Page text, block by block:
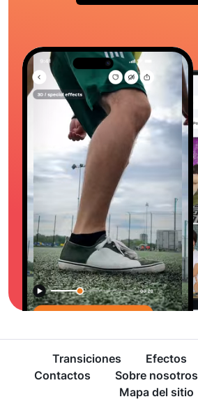
Transiciones Efectos
Contactos
Sobre nosotros
Mapa del sitio